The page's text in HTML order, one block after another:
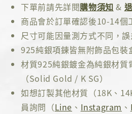
下單前請先詳閱購物須知 &
商品會於訂單確認後10-14個
尺寸可能因量測方式不同，
925純銀項鍊皆無附飾品包裝
材質925純銀鍍金為純銀材
（Solid Gold / K SG）
如想訂製其他材質（18K、
員詢問（Line 、 Instagram 、